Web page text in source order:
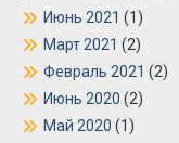
Июнь 2021 (1)
Март 2021 (2)
Февраль 2021 (2)
Июнь 2020 (2)
Май 2020 (1)